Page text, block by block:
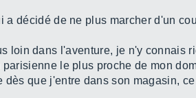
a décidé de ne plus marcher d'un
loin dans l'aventure, je n'y connais
le plus proche de mon
que j'entre dans son magasin,